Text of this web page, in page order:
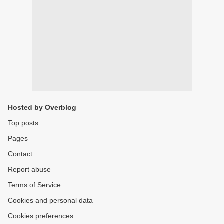
Hosted by Overblog
Top posts
Pages
Contact
Report abuse
Terms of Service
Cookies and personal data
Cookies preferences